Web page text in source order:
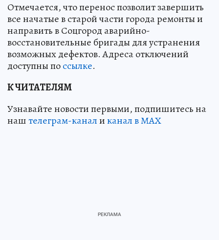
Отмечается, что перенос позволит завершить
все начатые в старой части города ремонты и
направить в Соцгород аварийно-
восстановительные бригады для устранения
возможных дефектов. Адреса отключений
доступны поссылке.
К ЧИТАТЕЛЯМ
Узнавайте новости первыми, подпишитесь на
наштелеграм-каналиканал в МАХ